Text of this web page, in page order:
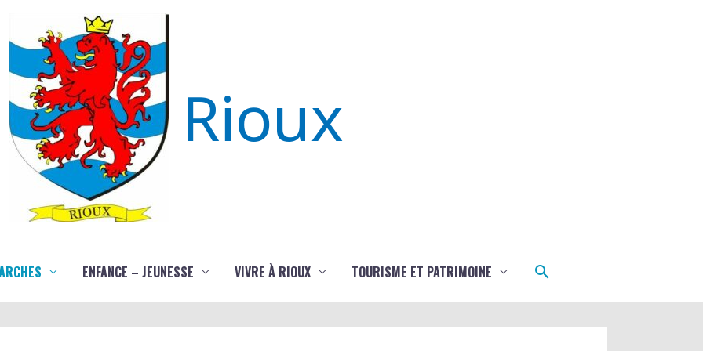
Rioux
ENFANCE – JEUNESSE VIVRE À RIOUX TOURISME ET PATRIMOINE Rechercher